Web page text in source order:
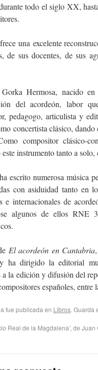
todo el siglo XX,
una excelente
de sus docentes, de sus
Hermosa, nacido
del acordeón, labor
pedagogo, articulista y
concertista clásico,
compositor clásico-
instrumento tanto a
escrito numerosa música
con asiduidad tanto en
e internacionales de
algunos de ellos RNE
El acordeón en Cantabria
dirigido la editorial
a la edición y difusión del
españoles, entre
fue publicada en Libros. Guarda
Real de la Magdalena’, de Juan